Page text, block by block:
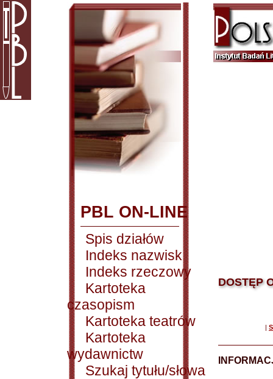
PBL ON-LINE
Spis działów
Indeks nazwisk
Indeks rzeczowy
Kartoteka
czasopism
Kartoteka teatrów
Kartoteka
wydawnictw
Szukaj tytułu/słowa
DOSTĘP
|